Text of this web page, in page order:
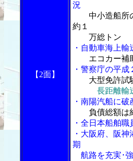
【2面】
況
中小造船所
約１
万総トン
・自動車海上
エコカー補
・警察庁の平
大型免許試
長距離輸
・南陽汽船に破
負債総額は
・全日本船舶
・大阪府、阪
期
航路を充実･